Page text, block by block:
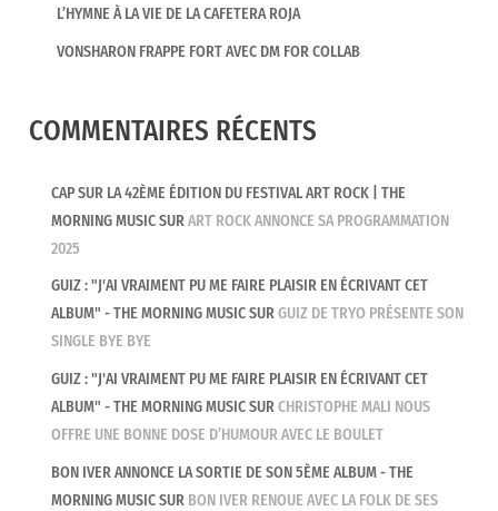
L’HYMNE À LA VIE DE LA CAFETERA ROJA
VONSHARON FRAPPE FORT AVEC DM FOR COLLAB
COMMENTAIRES RÉCENTS
CAP SUR LA 42ÈME ÉDITION DU FESTIVAL ART ROCK | THE
MORNING MUSICSURART ROCK ANNONCE SA PROGRAMMATION
2025
GUIZ : "J'AI VRAIMENT PU ME FAIRE PLAISIR EN ÉCRIVANT CET
ALBUM" - THE MORNING MUSICSURGUIZ DE TRYO PRÉSENTE SON
SINGLE BYE BYE
GUIZ : "J'AI VRAIMENT PU ME FAIRE PLAISIR EN ÉCRIVANT CET
ALBUM" - THE MORNING MUSICSURCHRISTOPHE MALI NOUS
OFFRE UNE BONNE DOSE D’HUMOUR AVEC LE BOULET
BON IVER ANNONCE LA SORTIE DE SON 5ÈME ALBUM - THE
MORNING MUSICSUR BON IVER RENOUE AVEC LA FOLK DE SES